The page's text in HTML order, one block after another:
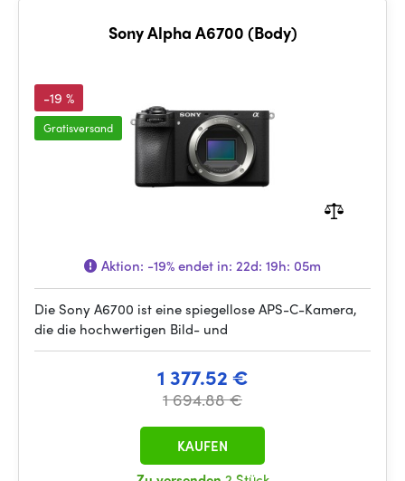
Sony Alpha A6700 (Body)
-19 %
Gratisversand
Aktion: -19%endet in: 22d: 19h: 05m
Die Sony A6700 ist eine spiegellose APS-C-Kamera,
die die hochwertigen Bild- und
1 377.52 €
1 694.88 €
KAUFEN